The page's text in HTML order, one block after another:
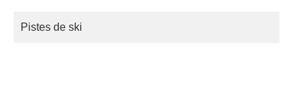
Pistes de ski